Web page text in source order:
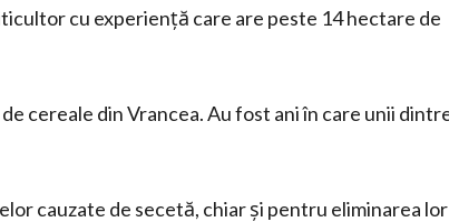
cu experiență care are peste 14 hectare de
cereale din Vrancea. Au fost ani în care unii
cauzate de secetă, chiar și pentru eliminarea lor